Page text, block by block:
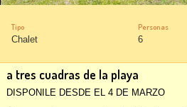
Tipo
Chalet
Personas
6
a tres cuadras de la playa
DISPONILE DESDE EL 4 DE MARZO